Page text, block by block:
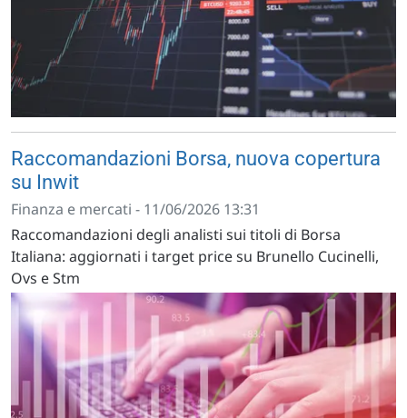
Raccomandazioni Borsa, nuova copertura
su Inwit
Finanza e mercati - 11/06/2026 13:31
Raccomandazioni degli analisti sui titoli di Borsa
Italiana: aggiornati i target price su Brunello Cucinelli,
Ovs e Stm